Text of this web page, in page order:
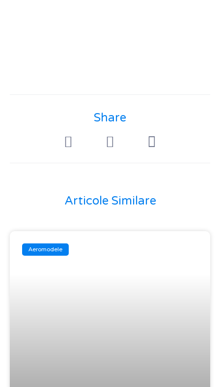
Share
Articole Similare
Aeromodele